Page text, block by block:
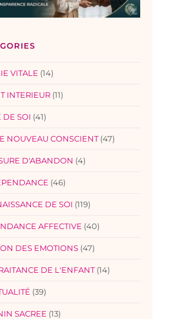
VITALE (14)
INTERIEUR (11)
DE SOI (41)
NOUVEAU CONSCIENT (47)
D'ABANDON (4)
(46)
DE SOI (119)
AFFECTIVE (40)
DES EMOTIONS (47)
DE L'ENFANT (14)
(39)
SACREE (13)